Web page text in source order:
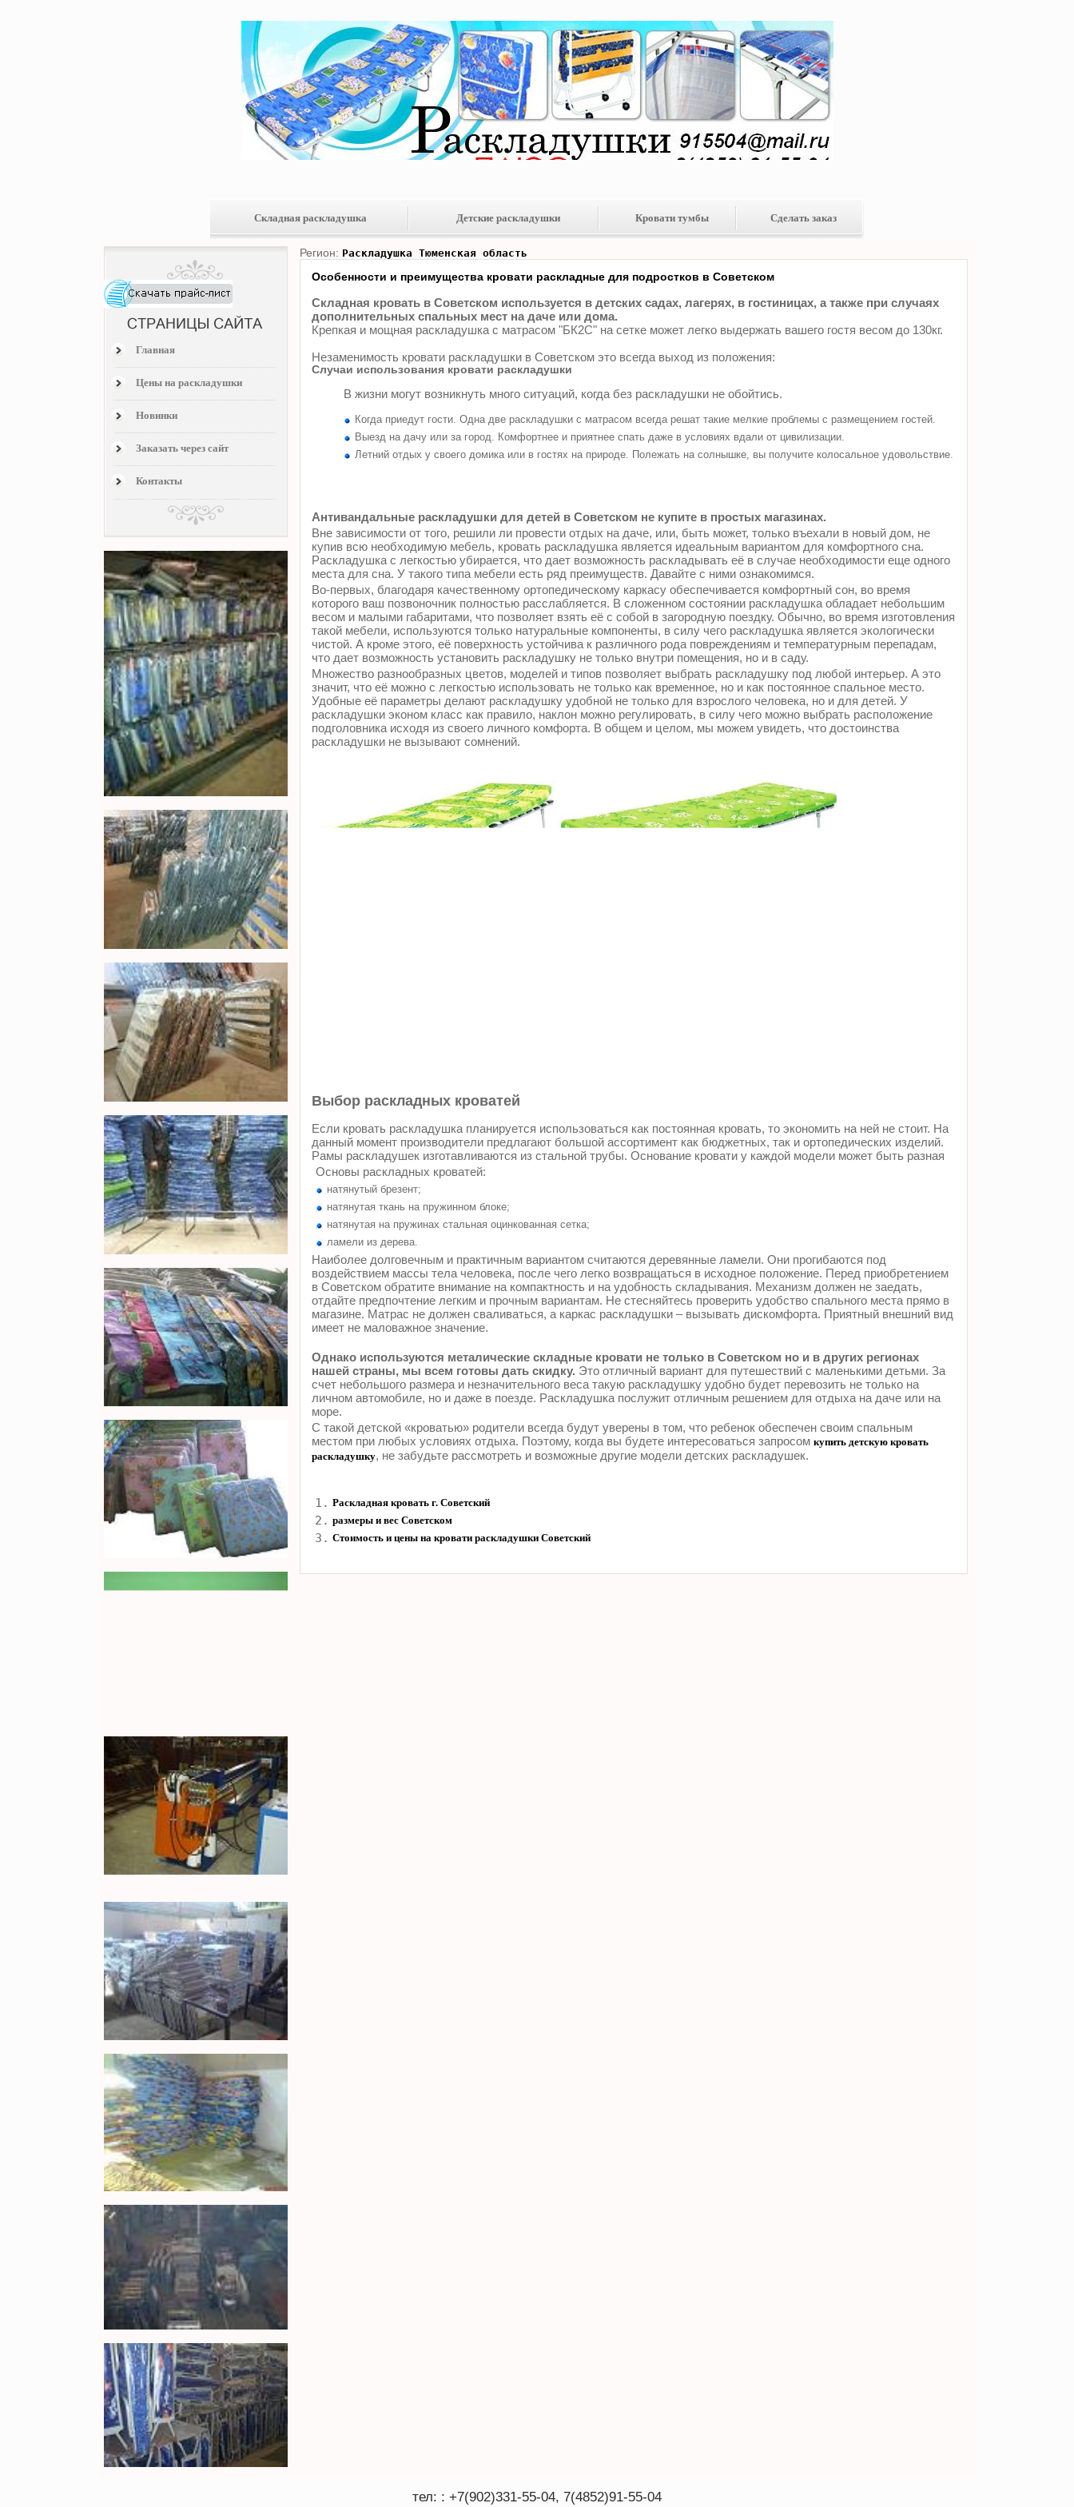
Складная раскладушка Детские раскладушки Кровати тумбы Сделать заказ
Главная
Цены на раскладушки
Новинки
Заказать через сайт
Контакты
Регион: Раскладушка Тюменская область
Особенности и преимущества кровати раскладные для подростков в Советском
Складная кровать в Советском используется в детских садах, лагерях, в гостиницах, а также при случаях
дополнительных спальных мест на даче или дома.
Крепкая и мощная раскладушка с матрасом "БК2С" на сетке может легко выдержать вашего гостя весом до 130кг.
Незаменимость кровати раскладушки в Советском это всегда выход из положения:
Случаи использования кровати раскладушки
В жизни могут возникнуть много ситуаций, когда без раскладушки не обойтись.
Когда приедут гости. Одна две раскладушки с матрасом всегда решат такие мелкие проблемы с размещением гостей.
Выезд на дачу или за город. Комфортнее и приятнее спать даже в условиях вдали от цивилизации.
Летний отдых у своего домика или в гостях на природе. Полежать на солнышке, вы получите колосальное удовольствие.
Антивандальные раскладушки для детей в Советском не купите в простых магазинах.
Вне зависимости от того, решили ли провести отдых на даче, или, быть может, только въехали в новый дом, не
купив всю необходимую мебель, кровать раскладушка является идеальным вариантом для комфортного сна.
Раскладушка с легкостью убирается, что дает возможность раскладывать её в случае необходимости еще одного
места для сна. У такого типа мебели есть ряд преимуществ. Давайте с ними ознакомимся.
Во-первых, благодаря качественному ортопедическому каркасу обеспечивается комфортный сон, во время
которого ваш позвоночник полностью расслабляется. В сложенном состоянии раскладушка обладает небольшим
весом и малыми габаритами, что позволяет взять её с собой в загородную поездку. Обычно, во время изготовления
такой мебели, используются только натуральные компоненты, в силу чего раскладушка является экологически
чистой. А кроме этого, её поверхность устойчива к различного рода повреждениям и температурным перепадам,
что дает возможность установить раскладушку не только внутри помещения, но и в саду.
Множество разнообразных цветов, моделей и типов позволяет выбрать раскладушку под любой интерьер. А это
значит, что её можно с легкостью использовать не только как временное, но и как постоянное спальное место.
Удобные её параметры делают раскладушку удобной не только для взрослого человека, но и для детей. У
раскладушки эконом класс как правило, наклон можно регулировать, в силу чего можно выбрать расположение
подголовника исходя из своего личного комфорта. В общем и целом, мы можем увидеть, что достоинства
раскладушки не вызывают сомнений.
Выбор раскладных кроватей
Если кровать раскладушка планируется использоваться как постоянная кровать, то экономить на ней не стоит. На
данный момент производители предлагают большой ассортимент как бюджетных, так и ортопедических изделий.
Рамы раскладушек изготавливаются из стальной трубы. Основание кровати у каждой модели может быть разная
Основы раскладных кроватей:
натянутый брезент;
натянутая ткань на пружинном блоке;
натянутая на пружинах стальная оцинкованная сетка;
ламели из дерева.
Наиболее долговечным и практичным вариантом считаются деревянные ламели. Они прогибаются под
воздействием массы тела человека, после чего легко возвращаться в исходное положение. Перед приобретением
в Советском обратите внимание на компактность и на удобность складывания. Механизм должен не заедать,
отдайте предпочтение легким и прочным вариантам. Не стесняйтесь проверить удобство спального места прямо в
магазине. Матрас не должен сваливаться, а каркас раскладушки – вызывать дискомфорта. Приятный внешний вид
имеет не маловажное значение.
Однако используются металические складные кровати не только в Советском но и в других регионах
нашей страны, мы всем готовы дать скидку. Это отличный вариант для путешествий с маленькими детьми. За
счет небольшого размера и незначительного веса такую раскладушку удобно будет перевозить не только на
личном автомобиле, но и даже в поезде. Раскладушка послужит отличным решением для отдыха на даче или на
море.
С такой детской «кроватью» родители всегда будут уверены в том, что ребенок обеспечен своим спальным
местом при любых условиях отдыха. Поэтому, когда вы будете интересоваться запросом купить детскую кровать
раскладушку, не забудьте рассмотреть и возможные другие модели детских раскладушек.
1. Раскладная кровать г. Советский
2. размеры и вес Советском
3. Стоимость и цены на кровати раскладушки Советский
тел: : +7(902)331-55-04, 7(4852)91-55-04